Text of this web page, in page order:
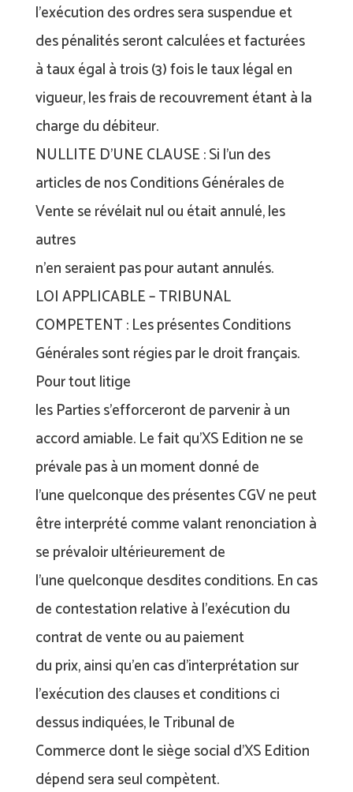
l’exécution des ordres sera suspendue et
des pénalités seront calculées et facturées
à taux égal à trois (3) fois le taux légal en
vigueur, les frais de recouvrement étant à la
charge du débiteur.
NULLITE D’UNE CLAUSE : Si l’un des
articles de nos Conditions Générales de
Vente se révélait nul ou était annulé, les
autres
n’en seraient pas pour autant annulés.
LOI APPLICABLE – TRIBUNAL
COMPETENT : Les présentes Conditions
Générales sont régies par le droit français.
Pour tout litige
les Parties s’efforceront de parvenir à un
accord amiable. Le fait qu’XS Edition ne se
prévale pas à un moment donné de
l’une quelconque des présentes CGV ne peut
être interprété comme valant renonciation à
se prévaloir ultérieurement de
l’une quelconque desdites conditions. En cas
de contestation relative à l’exécution du
contrat de vente ou au paiement
du prix, ainsi qu’en cas d’interprétation sur
l’exécution des clauses et conditions ci
dessus indiquées, le Tribunal de
Commerce dont le siège social d’XS Edition
dépend sera seul compètent.